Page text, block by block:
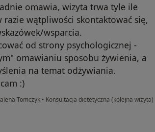
omawia, wizyta trwa tyle ile
wątpliwości skontaktować się,
wsparcia.
od strony psychologicznej -
omawianiu sposobu żywienia, a
na temat odżywiania.
:)
Tomczyk • Konsultacja dietetyczna (kolejna wizyta)